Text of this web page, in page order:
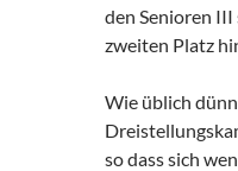
den Senioren
zweiten Platz
Wie üblich
so dass sich